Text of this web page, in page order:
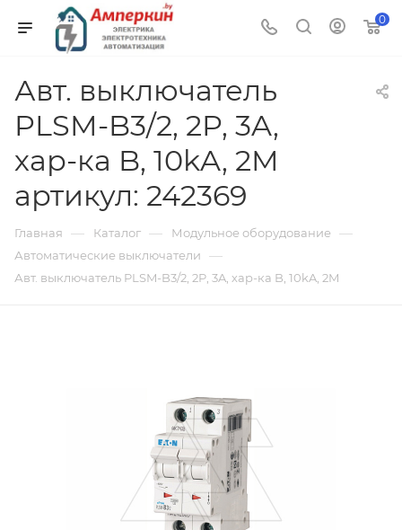
0
Авт. выключатель
PLSM-B3/2, 2P, 3A,
хар-ка B, 10kA, 2M
артикул: 242369
Главная — Каталог — Модульное оборудование —
Автоматические выключатели —
Авт. выключатель PLSM-B3/2, 2P, 3A, хар-ка B, 10kA, 2M